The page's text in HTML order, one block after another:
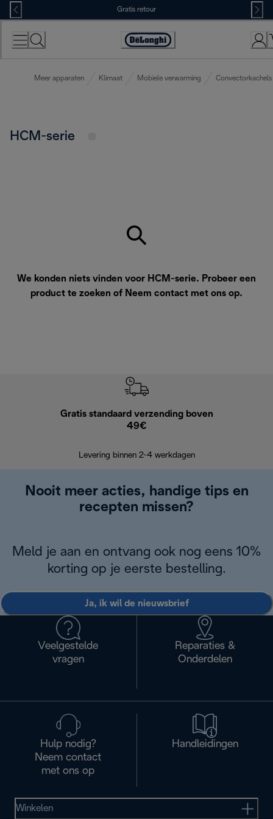
Skip
to
Content
Gratis retour
Accessibility
Meer apparaten Klimaat Mobiele verwarming Convectorkachels
HCM-serie
We konden niets vinden voor HCM-serie. Probeer een
product te zoeken of Neem contact met ons op.
Gratis standaard verzending boven
49€
Levering binnen 2-4 werkdagen
Nooit meer acties, handige tips en
recepten missen?
Meld je aan en ontvang ook nog eens 10%
korting op je eerste bestelling.
Ja, ik wil de nieuwsbrief
Veelgestelde
vragen
Reparaties &
Onderdelen
Hulp nodig?
Neem contact
met ons op
Handleidingen
Winkelen